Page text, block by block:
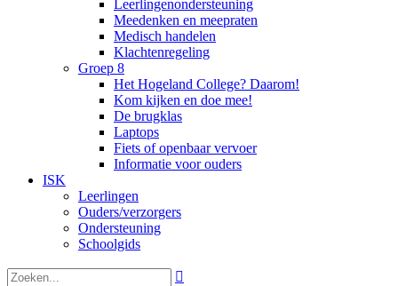
Leerlingenondersteuning
Meedenken en meepraten
Medisch handelen
Klachtenregeling
Groep 8
Het Hogeland College? Daarom!
Kom kijken en doe mee!
De brugklas
Laptops
Fiets of openbaar vervoer
Informatie voor ouders
ISK
Leerlingen
Ouders/verzorgers
Ondersteuning
Schoolgids
